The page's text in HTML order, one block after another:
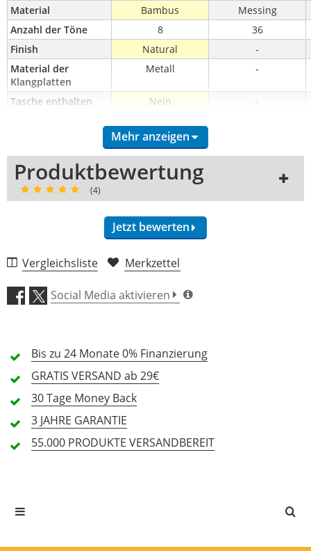
Material
Bambus
Messing
Anzahl der Töne
8
36
Finish
Natural
-
Material der
Klangplatten
Metall -
Tasche enthalten Nein -
Mehr anzeigen
Produktbewertung
(4)
Jetzt bewerten
Klang (5,0)
Preis/Leistung (4,8)
Features (4,3)
Vergleichsliste Merkzettel
Social Media aktivieren
Bis zu 24 Monate0% Finanzierung
GRATIS VERSAND ab 29€
30 Tage Money Back
3 JAHRE GARANTIE
55.000 PRODUKTE VERSANDBEREIT